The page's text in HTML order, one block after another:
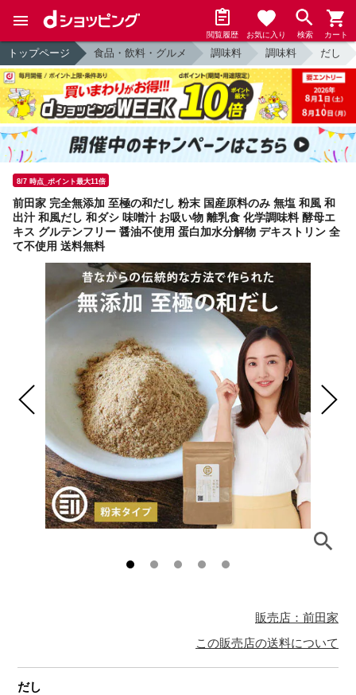
閲覧履歴 お気に入り 検索 カート
トップページ 食品・飲料・グルメ 調味料 調味料 だし
8/7 時点_ポイント最大11倍
前田家 完全無添加 至極の和だし 粉末 国産原料のみ 無塩 和風 和
出汁 和風だし 和ダシ 味噌汁 お吸い物 離乳食 化学調味料 酵母エ
キス グルテンフリー 醤油不使用 蛋白加水分解物 デキストリン 全
て不使用 送料無料
販売店：前田家
この販売店の送料について
だし